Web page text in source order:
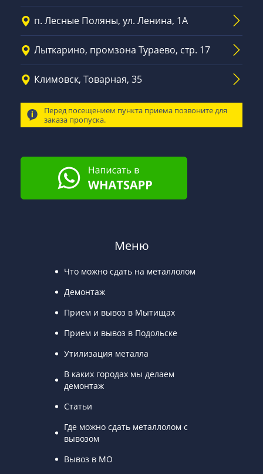
п. Лесные Поляны, ул. Ленина, 1А
Лыткарино, промзона Тураево, стр. 17
Климовск, Товарная, 35
Перед посещением пункта приема позвоните для
заказа пропуска.
Меню
Что можно сдать на металлолом
Демонтаж
Прием и вывоз в Мытищах
Прием и вывоз в Подольске
Утилизация металла
В каких городах мы делаем
демонтаж
Статьи
Где можно сдать металлолом с
вывозом
Вывоз в МО